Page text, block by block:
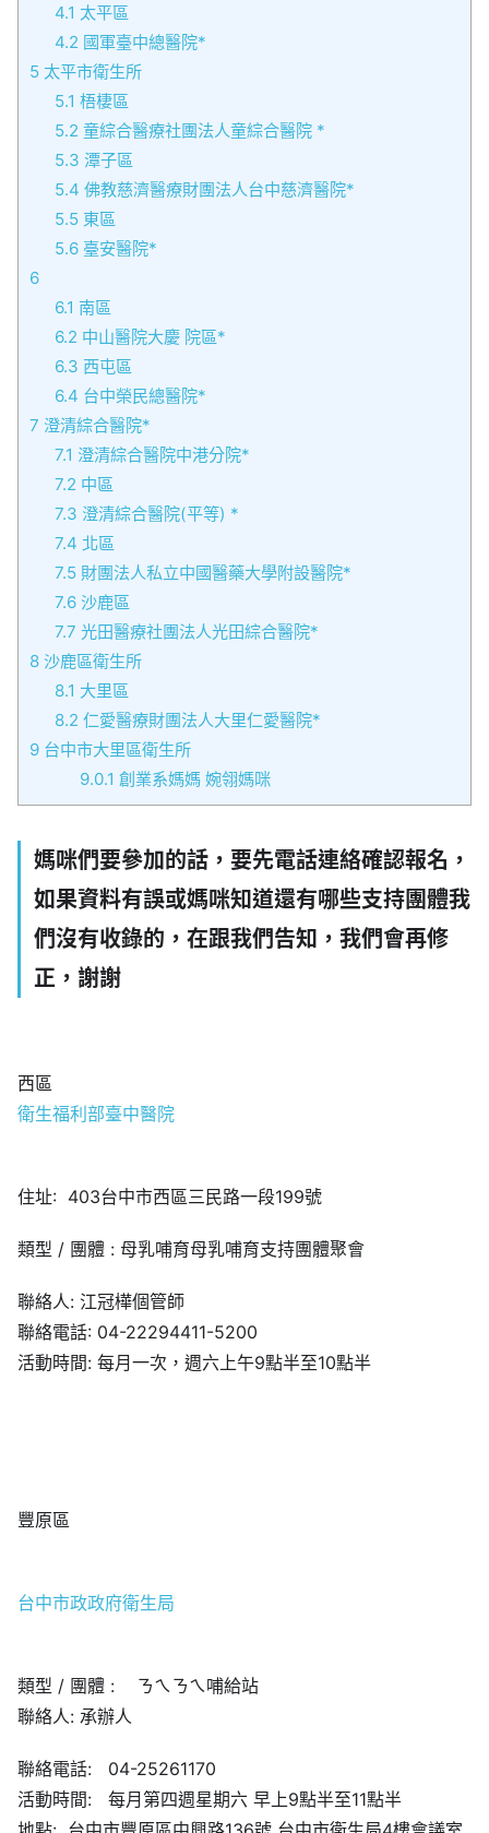
4.1 太平區
4.2 國軍臺中總醫院*
5 太平市衛生所
5.1 梧棲區
5.2 童綜合醫療社團法人童綜合醫院 *
5.3 潭子區
5.4 佛教慈濟醫療財團法人台中慈濟醫院*
5.5東區
5.6臺安醫院*
6
6.1 南區
6.2 中山醫院大慶 院區*
6.3 西屯區
6.4 台中榮民總醫院*
7 澄清綜合醫院*
7.1 澄清綜合醫院中港分院*
7.2 中區
7.3 澄清綜合醫院(平等) *
7.4 北區
7.5財團法人私立中國醫藥大學附設醫院*
7.6沙鹿區
7.7 光田醫療社團法人光田綜合醫院*
8 沙鹿區衛生所
8.1 大里區
8.2 仁愛醫療財團法人大里仁愛醫院*
9 台中市大里區衛生所
9.0.1 創業系媽媽 婉翎媽咪
媽咪們要參加的話，要先電話連絡確認報名，
如果資料有誤或媽咪知道還有哪些支持團體我
們沒有收錄的，在跟我們告知，我們會再修
正，謝謝
西區
衛生福利部臺中醫院
住址: 403台中市西區三民路一段199號
類型 / 團體 : 母乳哺育母乳哺育支持團體聚會
聯絡人: 江冠樺個管師
聯絡電話: 04-22294411-5200
活動時間: 每月一次，週六上午9點半至10點半
豐原區
台中市政政府衛生局
類型 / 團體 : ㄋㄟㄋㄟ哺給站
聯絡人: 承辦人
聯絡電話: 04-25261170
活動時間: 每月第四週星期六 早上9點半至11點半